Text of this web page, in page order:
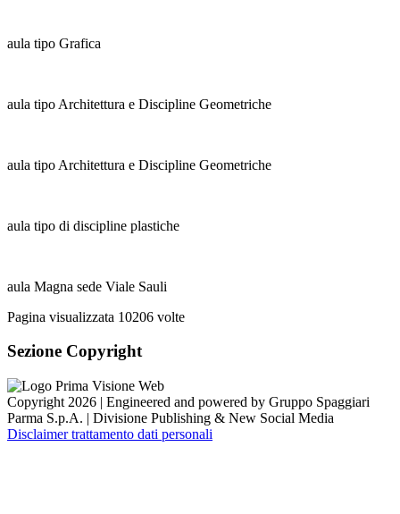
aula tipo Grafica
aula tipo Architettura e Discipline Geometriche
aula tipo Architettura e Discipline Geometriche
aula tipo di discipline plastiche
aula Magna sede Viale Sauli
Pagina visualizzata 10206 volte
Sezione Copyright
Copyright 2026 | Engineered and powered by Gruppo Spaggiari
Parma S.p.A. | Divisione Publishing & New Social Media
Disclaimer trattamento dati personali